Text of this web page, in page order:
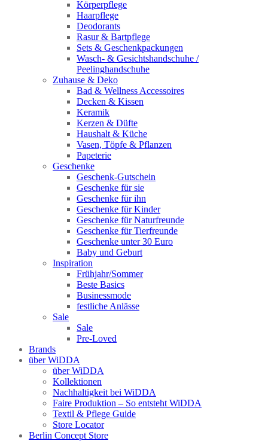
Körperpflege
Haarpflege
Deodorants
Rasur & Bartpflege
Sets & Geschenkpackungen
Wasch‑ & Gesichtshandschuhe /
Peelinghandschuhe
Zuhause & Deko
Bad & Wellness Accessoires
Decken & Kissen
Keramik
Kerzen & Düfte
Haushalt & Küche
Vasen, Töpfe & Pflanzen
Papeterie
Geschenke
Geschenk-Gutschein
Geschenke für sie
Geschenke für ihn
Geschenke für Kinder
Geschenke für Naturfreunde
Geschenke für Tierfreunde
Geschenke unter 30 Euro
Baby und Geburt
Inspiration
Frühjahr/Sommer
Beste Basics
Businessmode
festliche Anlässe
Sale
Sale
Pre-Loved
Brands
über WiDDA
über WiDDA
Kollektionen
Nachhaltigkeit bei WiDDA
Faire Produktion – So entsteht WiDDA
Textil & Pflege Guide
Store Locator
Berlin Concept Store